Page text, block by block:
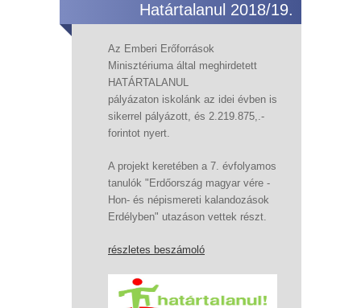
Határtalanul 2018/19.
Az Emberi Erőforrások
Minisztériuma által meghirdetett
HATÁRTALANUL
pályázaton iskolánk az idei évben is
sikerrel pályázott, és 2.219.875,.-
forintot nyert.
A projekt keretében a 7. évfolyamos
tanulók "Erdőország magyar vére -
Hon- és népismereti kalandozások
Erdélyben" utazáson vettek részt.
részletes beszámoló